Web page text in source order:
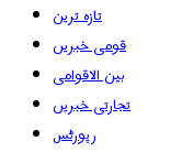
تازہ ترین
قومی خبریں
بین الاقوامی
تجارتی خبریں
رپورٹس